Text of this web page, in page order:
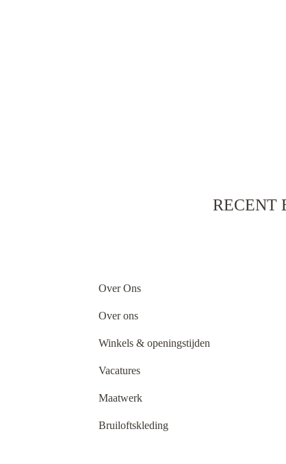
RECENT
Over Ons
Over ons
Winkels & openingstijden
Vacatures
Maatwerk
Bruiloftskleding